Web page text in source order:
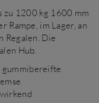
zu 1200 kg 1600 mm
Rampe, im Lager, an
Regalen. Die
Hub.